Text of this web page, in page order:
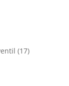
(17)